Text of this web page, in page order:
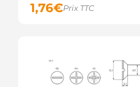
1,76€Prix TTC